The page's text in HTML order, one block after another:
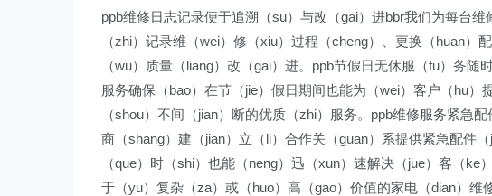
ppb维修日志记录便于追溯（su）与改（gai）进bbr我们为每台
（zhi）记录维（wei）修（xiu）过程（cheng）、更换（huan
（wu）质量（liang）改（gai）进。ppb节假日无休服（fu）务
服务确保（bao）在节（jie）假日期间也能为（wei）客户（hu
（shou）不间（jian）断的优质（zhi）服务。ppb维修服务紧急
商（shang）建（jian）立（li）合作关（guan）系提供紧急配件
（que）时（shi）也能（neng）迅（xun）速解决（jue）客（
于（yu）复杂（za）或（huo）高（gao）价值的家电（dian）